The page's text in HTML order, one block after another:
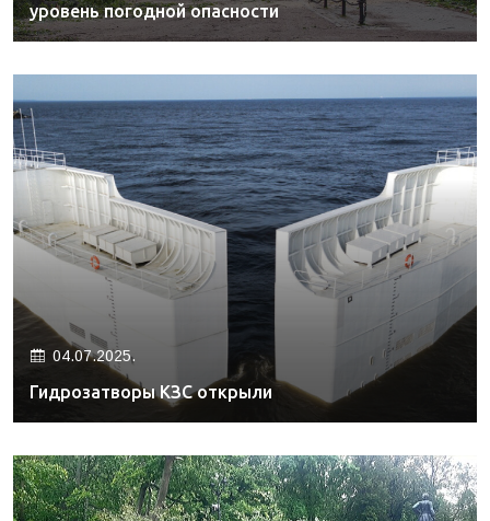
уровень погодной опасности
04.07.2025.
Гидрозатворы КЗС открыли